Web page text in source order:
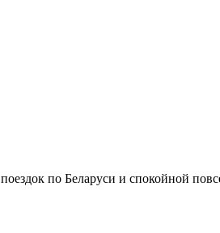
по Беларуси и спокойной